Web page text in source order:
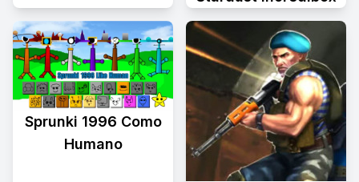
Sprunki 1996 Como
Humano